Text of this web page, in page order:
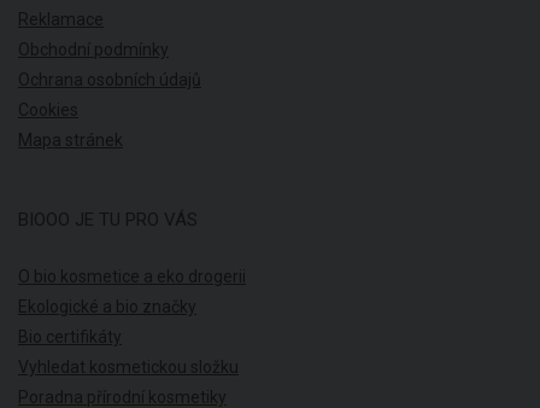
Reklamace
Obchodní podmínky
Ochrana osobních údajů
Cookies
Mapa stránek
BIOOO JE TU PRO VÁS
O bio kosmetice a eko drogerii
Ekologické a bio značky
Bio certifikáty
Vyhledat kosmetickou složku
Poradna přírodní kosmetiky